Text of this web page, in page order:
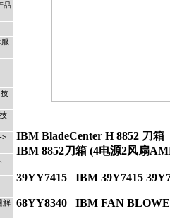
品
>
解
IBM BladeCenter H 8852
IBM 8852刀箱 (4电源2风扇
39YY7415   IBM 39Y7415
68YY8340   IBM FAN